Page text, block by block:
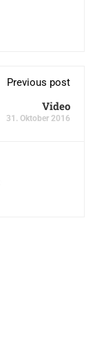
Previous post
Video
31. Oktober 2016